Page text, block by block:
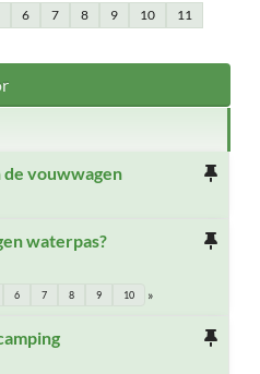
6 7 8 9 10
11
de vouwwagen
waterpas?
6 7 8 9 10